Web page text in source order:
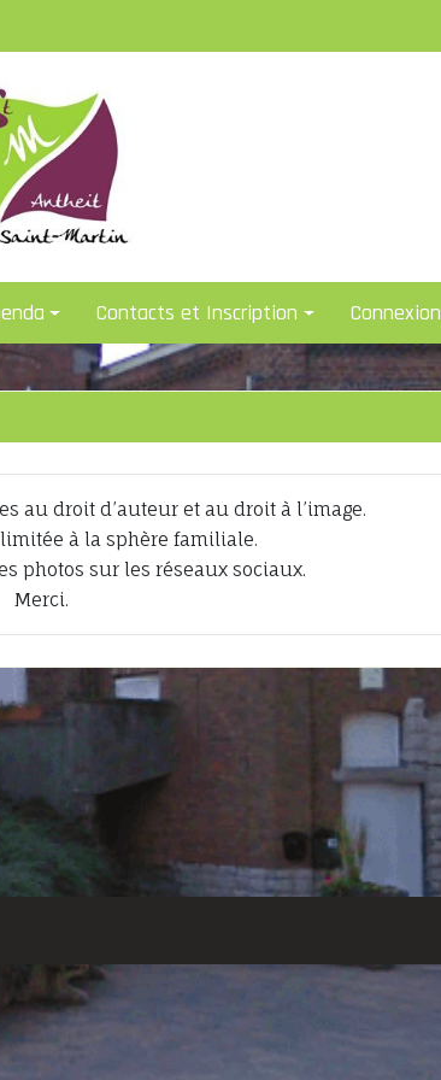
Contacts et Inscription Connexion
au droit d’auteur et au droit à l’image.
à la sphère familiale.
photos sur les réseaux sociaux.
Merci.